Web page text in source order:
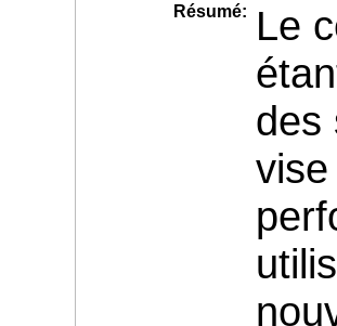
Résumé:
Le
des